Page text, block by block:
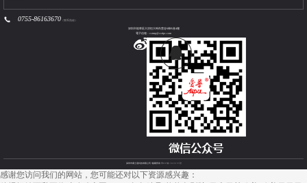
0755-86163670（聯系熱線）
深圳市龍華區大浪恒大時尚慧谷6棟B座4樓
電子信箱：cstmp@cstipc.com
深圳市康士達科技有限公司 ?版權所有 粵ICP備13029195號
感谢您访问我们的网站，您可能还对以下资源感兴趣：